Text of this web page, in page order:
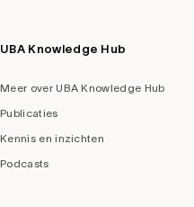
UBA Knowledge Hub
Meer over UBA Knowledge Hub
Publicaties
Kennis en inzichten
Podcasts